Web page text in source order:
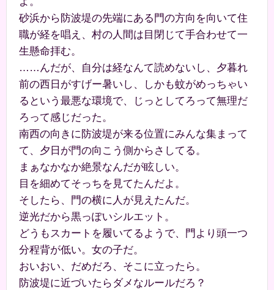
砂浜から防波堤の先端にある門の方向を向いて住
職が経を唱え、村の人間は目閉じて手合わせて一
生懸命拝む。
……んだが、自分は経なんて読めないし、夕暮れ
前の西日がすげー暑いし、しかも蚊がめっちゃい
るという最悪な環境で、じっとしてろって無理だ
ろって感じだった。
南西の向きに防波堤が来る位置にみんな集まって
て、夕日が門の向こう側からさしてる。
まぁなかなか絶景なんだが眩しい。
目を細めてそっちを見てたんだよ。
そしたら、門の横に人が見えたんだ。
逆光だから黒っぽいシルエット。
どうもスカートを履いてるようで、門より頭一つ
分程背が低い。女の子だ。
おいおい、だめだろ、そこに立ったら。
防波堤に近づいたらダメなルールだろ？